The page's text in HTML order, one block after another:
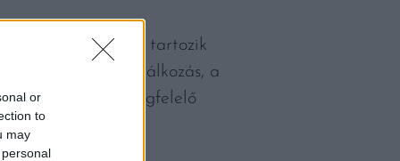
or
to
may
és Olaszország tartozik
a táplálkozás, a
alvás és a megfelelő